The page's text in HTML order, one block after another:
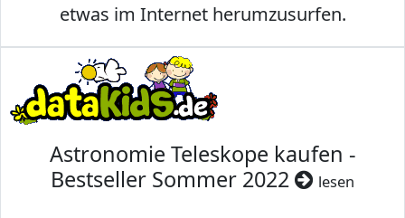
etwas im Internet herumzusurfen.
Astronomie Teleskope kaufen -
Bestseller Sommer 2022
lesen